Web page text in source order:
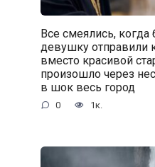
Все смеялись,
девушку отправили
вместо красивой
произошло через
в шок весь город
0 1к.